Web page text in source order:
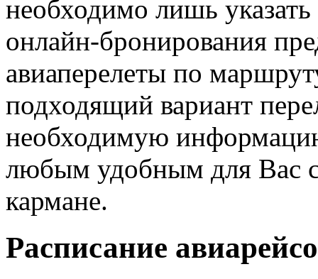
необходимо лишь
онлайн-бронирования
авиаперелеты по
подходящий вариант
необходимую
любым удобным для Вас
кармане.
Расписание